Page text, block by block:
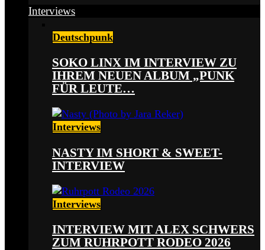
Interviews
Deutschpunk
SOKO LINX IM INTERVIEW ZU
IHREM NEUEN ALBUM „PUNK
FÜR LEUTE…
Interviews
NASTY IM SHORT & SWEET-
INTERVIEW
Interviews
INTERVIEW MIT ALEX SCHWERS
ZUM RUHRPOTT RODEO 2026